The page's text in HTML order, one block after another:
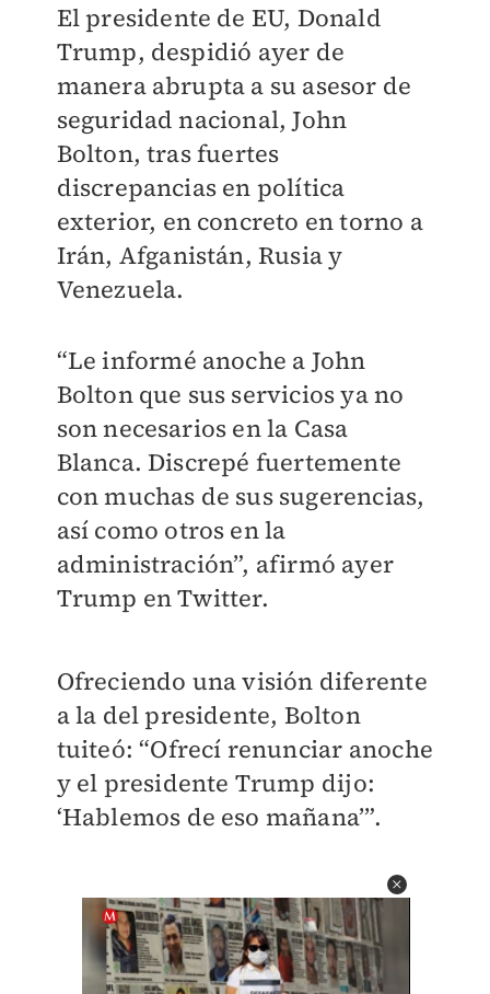
El presidente de EU, Donald
Trump, despidió ayer de
manera abrupta a su asesor de
seguridad nacional, John
Bolton, tras fuertes
discrepancias en política
exterior, en concreto en torno a
Irán, Afganistán, Rusia y
Venezuela.
“Le informé anoche a John
Bolton que sus servicios ya no
son necesarios en la Casa
Blanca. Discrepé fuertemente
con muchas de sus sugerencias,
así como otros en la
administración”, afirmó ayer
Trump en Twitter.
Ofreciendo una visión diferente
a la del presidente, Bolton
tuiteó: “Ofrecí renunciar anoche
y el presidente Trump dijo:
‘Hablemos de eso mañana’”.